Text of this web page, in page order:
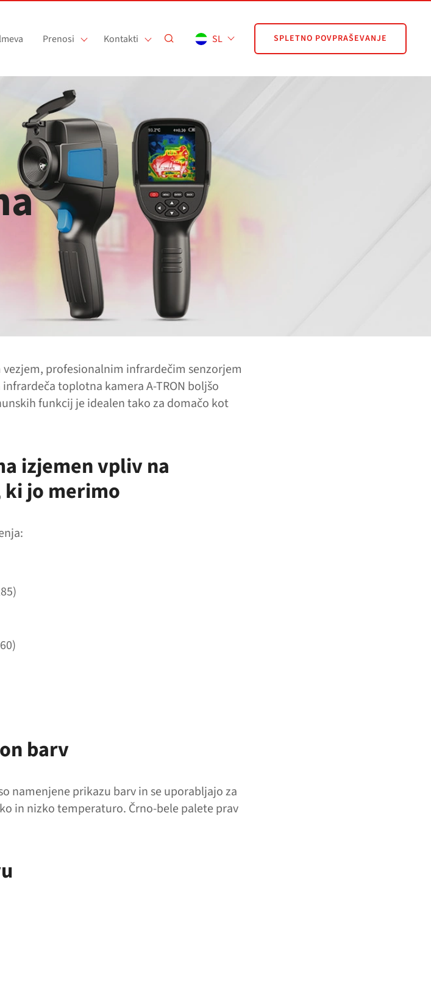
Prenosi Kontakti SL SPLETNO POVPRAŠEVANJE
profesionalnim infrardečim senzorjem
toplotna kamera A‑TRON boljšo
funkcij je idealen tako za domačo kot
izjemen vpliv na
jo merimo
barv
namenjene prikazu barv in se uporabljajo za
in nizko temperaturo. Črno-bele palete prav